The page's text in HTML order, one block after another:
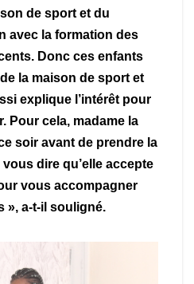
de sport et du
avec la formation des
Donc ces enfants
la maison de sport et
explique l’intérêt pour
Pour cela, madame la
soir avant de prendre la
dire qu’elle accepte
vous accompagner
», a-t-il souligné.